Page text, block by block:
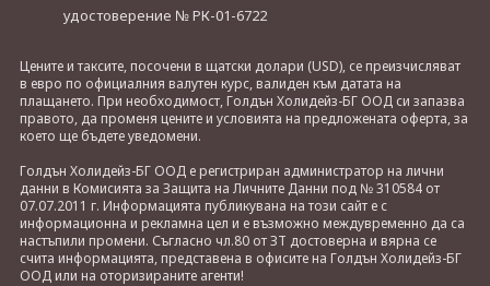
удостоверение № РК-01-6722
Цените и таксите, посочени в щатски долари (USD), се преизчисляват
в евро по официалния валутен курс, валиден към датата на
плащането. При необходимост, Голдън Холидейз-БГ ООД си запазва
правото, да променя цените и условията на предложената оферта, за
което ще бъдете уведомени.
Голдън Холидейз-БГ ООД е регистриран администратор на лични
данни в Комисията за Защита на Личните Данни под № 310584 от
07.07.2011 г. Информацията публикувана на този сайт е с
информационна и рекламна цел и е възможно междувременно да са
настъпили промени. Съгласно чл.80 от ЗТ достоверна и вярна се
счита информацията, представена в офисите на Голдън Холидейз-БГ
ООД или на оторизираните агенти!